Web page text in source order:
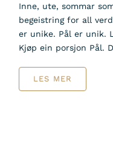
Inne, ute, sommar
begeistring for all
er unike. Pål er unik.
Kjøp ein porsjon Pål.
LES MER